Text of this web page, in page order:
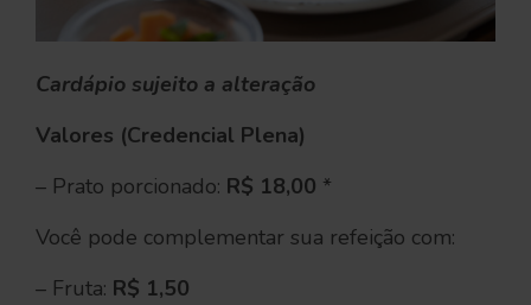
Cardápio sujeito a alteração
Valores (Credencial Plena)
– Prato porcionado: R$ 18,00 *
Você pode complementar sua refeição com:
– Fruta: R$ 1,50